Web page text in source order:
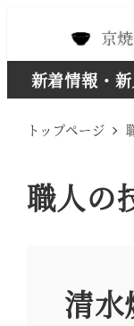
コ
新着情報・
トップページ
職人の
清水